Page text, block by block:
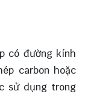
có đường kính
carbon hoặc
sử dụng trong